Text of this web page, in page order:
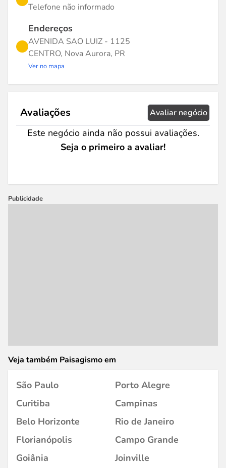
Telefone não informado
Endereços
AVENIDA SAO LUIZ - 1125
CENTRO, Nova Aurora, PR
Ver no mapa
Avaliações Avaliar negócio
Este negócio ainda não possui avaliações.
Seja o primeiro a avaliar!
Publicidade
Veja também Paisagismo em
São Paulo
Porto Alegre
Curitiba
Campinas
Belo Horizonte
Rio de Janeiro
Florianópolis
Campo Grande
Goiânia
Joinville